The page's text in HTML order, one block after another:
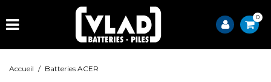
0
Accueil / Batteries ACER